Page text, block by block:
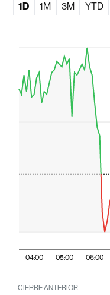
1D 1M 3M YTD
04:00 05:00 06:00
CIERRE ANTERIOR